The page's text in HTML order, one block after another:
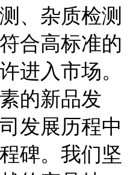
、杂质检测
合高标准的
进入市场。
的新品发
发展历程中
碑。我们坚